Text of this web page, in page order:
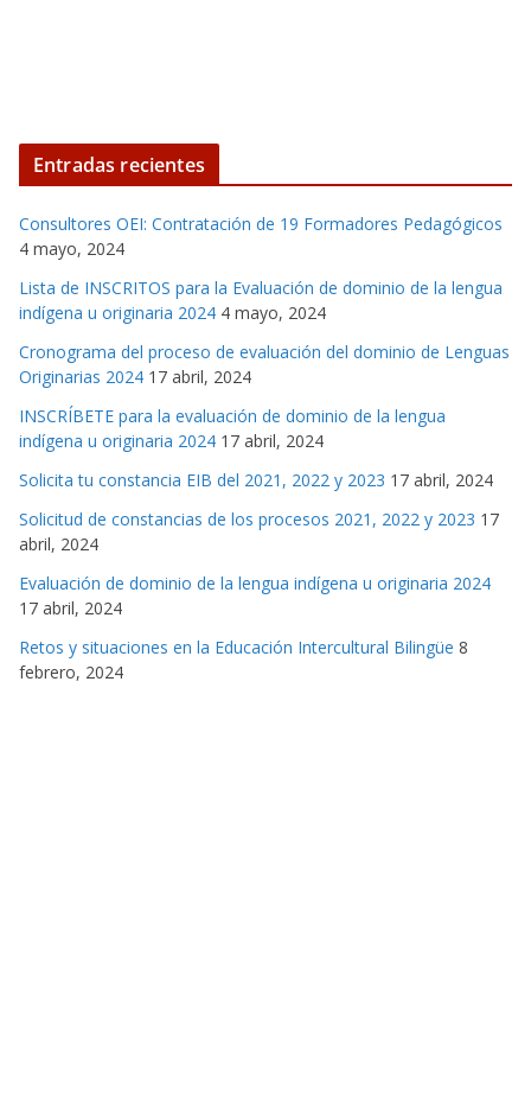
Entradas recientes
Consultores OEI: Contratación de 19 Formadores Pedagógicos
4 mayo, 2024
Lista de INSCRITOS para la Evaluación de dominio de la lengua
indígena u originaria 2024 4 mayo, 2024
Cronograma del proceso de evaluación del dominio de Lenguas
Originarias 2024 17 abril, 2024
INSCRÍBETE para la evaluación de dominio de la lengua
indígena u originaria 2024 17 abril, 2024
Solicita tu constancia EIB del 2021, 2022 y 2023 17 abril, 2024
Solicitud de constancias de los procesos 2021, 2022 y 2023 17
abril, 2024
Evaluación de dominio de la lengua indígena u originaria 2024
17 abril, 2024
Retos y situaciones en la Educación Intercultural Bilingüe 8
febrero, 2024